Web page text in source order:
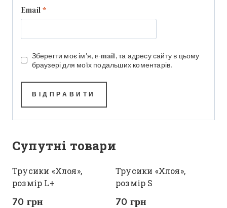
Email*
Зберегти моє ім'я, e-mail, та адресу сайту в цьому
браузері для моїх подальших коментарів.
Супутні товари
Трусики «Хлоя»,
розмір L+
70 грн
Трусики «Хлоя»,
розмір S
70 грн